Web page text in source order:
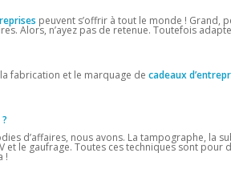
peuvent s’offrir à tout le monde ! Grand,
Alors, n’ayez pas de retenue. Toutefois
fabrication et le marquage de cadeaux
d’affaires, nous avons. La tampographe, la
et le gaufrage. Toutes ces techniques sont
!